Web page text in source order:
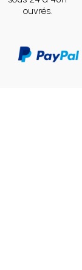
ouvrés.